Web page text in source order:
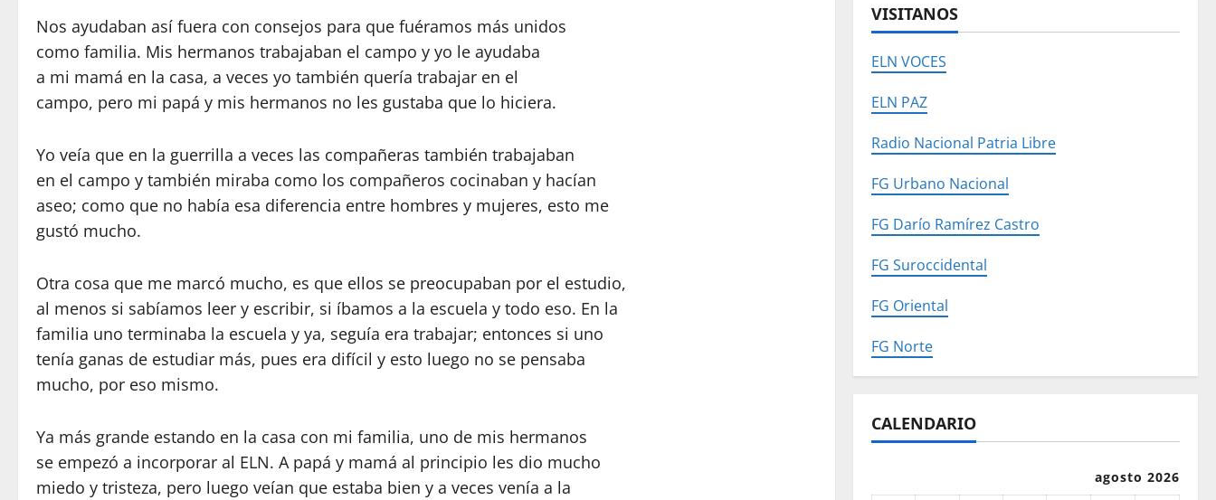
Nos ayudaban así fuera con consejos para que fuéramos más unidos
como familia. Mis hermanos trabajaban el campo y yo le ayudaba
a mi mamá en la casa, a veces yo también quería trabajar en el
campo, pero mi papá y mis hermanos no les gustaba que lo hiciera.
Yo veía que en la guerrilla a veces las compañeras también trabajaban
en el campo y también miraba como los compañeros cocinaban y hacían
aseo; como que no había esa diferencia entre hombres y mujeres, esto me
gustó mucho.
Otra cosa que me marcó mucho, es que ellos se preocupaban por el estudio,
al menos si sabíamos leer y escribir, si íbamos a la escuela y todo eso. En la
familia uno terminaba la escuela y ya, seguía era trabajar; entonces si uno
tenía ganas de estudiar más, pues era difícil y esto luego no se pensaba
mucho, por eso mismo.
Ya más grande estando en la casa con mi familia, uno de mis hermanos
se empezó a incorporar al ELN. A papá y mamá al principio les dio mucho
miedo y tristeza, pero luego veían que estaba bien y a veces venía a la
VISITANOS
ELN VOCES
ELN PAZ
Radio Nacional Patria Libre
FG Urbano Nacional
FG Darío Ramírez Castro
FG Suroccidental
FG Oriental
FG Norte
CALENDARIO
agosto 2026